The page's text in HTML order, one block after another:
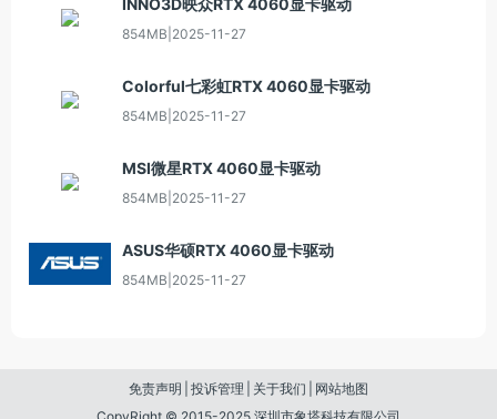
854MB 2025-11-27
Colorful七彩虹RTX 4060显卡驱动
854MB 2025-11-27
MSI微星RTX 4060显卡驱动
854MB 2025-11-27
ASUS华硕RTX 4060显卡驱动
854MB 2025-11-27
免责声明 投诉管理 关于我们
网站地图